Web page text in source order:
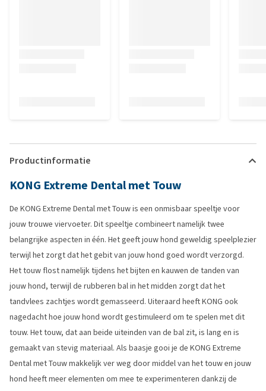
Productinformatie
KONG Extreme Dental met Touw
De KONG Extreme Dental met Touw is een onmisbaar speeltje voor
jouw trouwe viervoeter. Dit speeltje combineert namelijk twee
belangrijke aspecten in één. Het geeft jouw hond geweldig speelplezier
terwijl het zorgt dat het gebit van jouw hond goed wordt verzorgd.
Het touw flost namelijk tijdens het bijten en kauwen de tanden van
jouw hond, terwijl de rubberen bal in het midden zorgt dat het
tandvlees zachtjes wordt gemasseerd. Uiteraard heeft KONG ook
nagedacht hoe jouw hond wordt gestimuleerd om te spelen met dit
touw. Het touw, dat aan beide uiteinden van de bal zit, is lang en is
gemaakt van stevig materiaal. Als baasje gooi je de KONG Extreme
Dental met Touw makkelijk ver weg door middel van het touw en jouw
hond heeft meer elementen om mee te experimenteren dankzij de